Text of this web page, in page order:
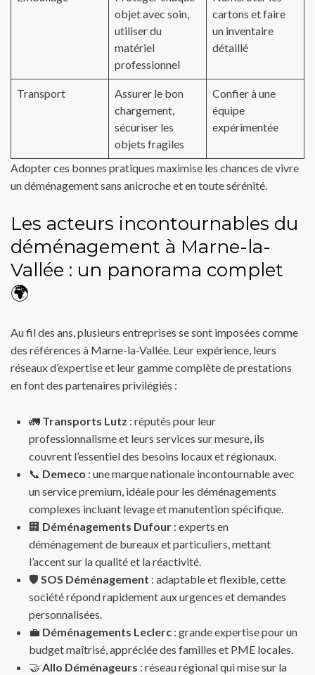
objet avec soin,
utiliser du
matériel
professionnel
cartons et faire
un inventaire
détaillé
Transport
Assurer le bon
chargement,
sécuriser les
objets fragiles
Confier à une
équipe
expérimentée
Adopter ces bonnes pratiques maximise les chances de vivre
un déménagement sans anicroche et en toute sérénité.
Les acteurs incontournables du
déménagement à Marne-la-
Vallée : un panorama complet
🌍
Au fil des ans, plusieurs entreprises se sont imposées comme
des références à Marne-la-Vallée. Leur expérience, leurs
réseaux d’expertise et leur gamme complète de prestations
en font des partenaires privilégiés :
🚛 Transports Lutz : réputés pour leur
professionnalisme et leurs services sur mesure, ils
couvrent l’essentiel des besoins locaux et régionaux.
📞 Demeco : une marque nationale incontournable avec
un service premium, idéale pour les déménagements
complexes incluant levage et manutention spécifique.
🏢 Déménagements Dufour : experts en
déménagement de bureaux et particuliers, mettant
l’accent sur la qualité et la réactivité.
🛡️ SOS Déménagement : adaptable et flexible, cette
société répond rapidement aux urgences et demandes
personnalisées.
💼 Déménagements Leclerc : grande expertise pour un
budget maîtrisé, appréciée des familles et PME locales.
🤝 Allo Déménageurs : réseau régional qui mise sur la